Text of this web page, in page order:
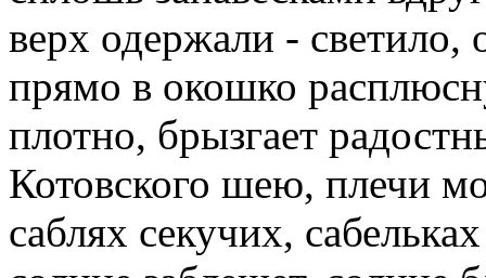
верх одержали - светило,
прямо в окошко
плотно, брызгает
Котовского шею, плечи
саблях секучих,